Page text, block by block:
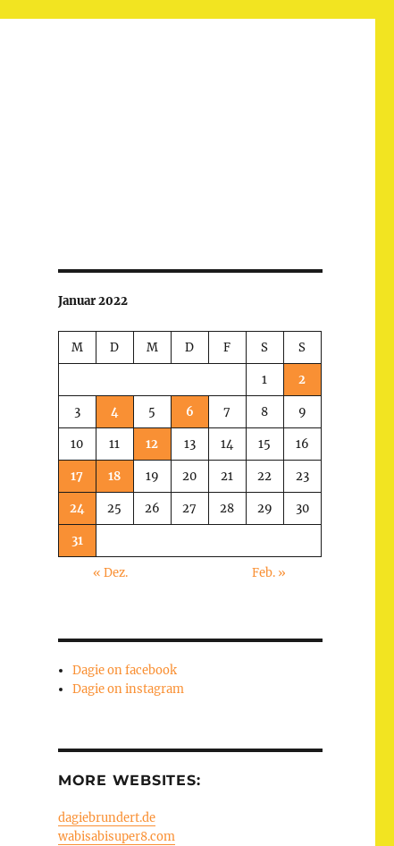
Januar 2022
M D M D F S S
1 2
3 4 5 6 7 8 9
10 11 12 13 14 15 16
17 18 19 20 21 22 23
24 25 26 27 28 29 30
31
« Dez. Feb. »
Dagie on facebook
Dagie on instagram
MORE WEBSITES:
dagiebrundert.de
wabisabisuper8.com